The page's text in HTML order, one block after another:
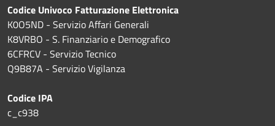
Codice Univoco Fatturazione Elettronica
K0O5ND - Servizio Affari Generali
K8VRBO - S. Finanziario e Demografico
6CFRCV - Servizio Tecnico
Q9B87A - Servizio Vigilanza
Codice IPA
c_c938